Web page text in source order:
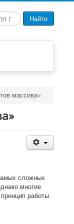
Найти
массива»
сложных
многие
работы